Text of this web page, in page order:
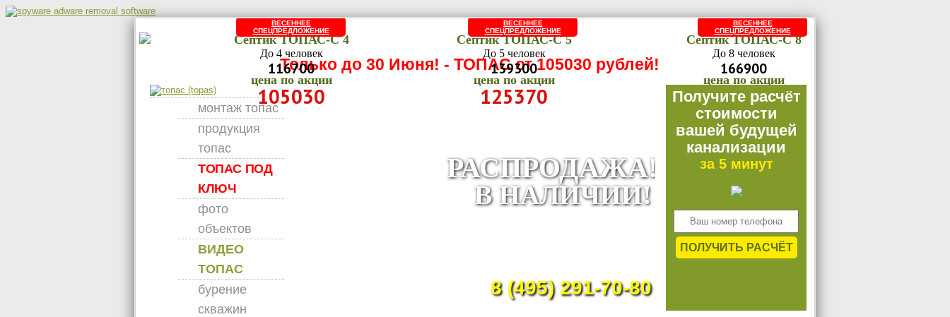
Септик ТОПАС-C 4
До 4 человек
116700
цена по акции
105030
ВЕСЕННЕЕ
СПЕЦПРЕДЛОЖЕНИЕ
Септик ТОПАС-C 5
До 5 человек
139300
цена по акции
125370
ВЕСЕННЕЕ
СПЕЦПРЕДЛОЖЕНИЕ
Септик ТОПАС-C 8
До 8 человек
166900
цена по акции
150210
ВЕСЕННЕЕ
СПЕЦПРЕДЛОЖЕНИЕ
Только до 30 Июня! - ТОПАС от105030 рублей!
РАСПРОДАЖА!
В НАЛИЧИИ!
8 (495) 291-70-80
монтаж топас
продукция
топас
ТОПАС ПОД
КЛЮЧ
фото
объектов
ВИДЕО
ТОПАС
бурение
скважин
Получите расчёт
стоимости
вашей будущей
канализации
за 5 минут
ПОЛУЧИТЬ РАСЧЁТ